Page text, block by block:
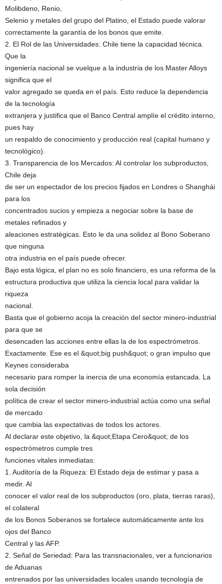
Molibdeno, Renio,
Selenio y metales del grupo del Platino, el Estado puede valorar
correctamente la garantía de los bonos que emite.
2. El Rol de las Universidades: Chile tiene la capacidad técnica.
Que la
ingeniería nacional se vuelque a la industria de los Master Alloys
significa que el
valor agregado se queda en el país. Esto reduce la dependencia
de la tecnología
extranjera y justifica que el Banco Central amplíe el crédito interno,
pues hay
un respaldo de conocimiento y producción real (capital humano y
tecnológico).
3. Transparencia de los Mercados: Al controlar los subproductos,
Chile deja
de ser un espectador de los precios fijados en Londres o Shanghái
para los
concentrados sucios y empieza a negociar sobre la base de
metales refinados y
aleaciones estratégicas. Esto le da una solidez al Bono Soberano
que ninguna
otra industria en el país puede ofrecer.
Bajo esta lógica, el plan no es solo financiero, es una reforma de la
estructura productiva que utiliza la ciencia local para validar la
riqueza
nacional.
Basta que el gobierno acoja la creación del sector minero-industrial
para que se
desencaden las acciones entre ellas la de los espectrómetros.
Exactamente. Ese es el &quot;big push&quot; o gran impulso que
Keynes consideraba
necesario para romper la inercia de una economía estancada. La
sola decisión
política de crear el sector minero-industrial actúa como una señal
de mercado
que cambia las expectativas de todos los actores.
Al declarar este objetivo, la &quot;Etapa Cero&quot; de los
espectrómetros cumple tres
funciones vitales inmediatas:
1. Auditoría de la Riqueza: El Estado deja de estimar y pasa a
medir. Al
conocer el valor real de los subproductos (oro, plata, tierras raras),
el colateral
de los Bonos Soberanos se fortalece automáticamente ante los
ojos del Banco
Central y las AFP.
2. Señal de Seriedad: Para las transnacionales, ver a funcionarios
de Aduanas
entrenados por las universidades locales usando tecnología de